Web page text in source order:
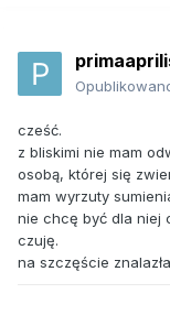
cześć.
z bliskimi nie mam
osobą, której się
mam wyrzuty
nie chcę być dla niej
czuję.
na szczęście